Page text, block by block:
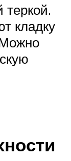
кладку